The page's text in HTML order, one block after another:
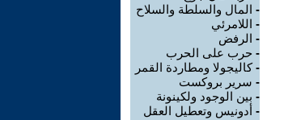
- المال والسلطة والسلاح
- اللامرئي
- الرفض
- حرب على الحرب
-كاليجولا ومطاردة القمر
- سرير بروكست
- بين الوجود ولكينونة
- أدونيس وتعطيل العقل